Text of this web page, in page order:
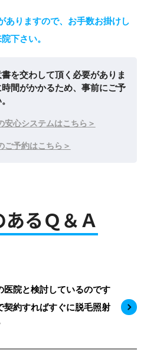
ありますので、お手数お掛けし
下さい。
を交わして頂く必要がありま
間がかかるため、事前にご予
安心システムはこちら
ご予約はこちら
あるＱ＆Ａ
医院と検討しているのです
契約すればすぐに脱毛照射